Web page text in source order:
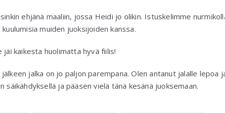
ehjänä maaliin, jossa Heidi jo olikin. Istuskelimme
muiden juoksijoiden kanssa.
jäi kaikesta huolimatta hyvä fiilis!
jalka on jo paljon parempana. Olen antanut jalalle lepoa
ja pääsen vielä tänä kesänä juoksemaan.